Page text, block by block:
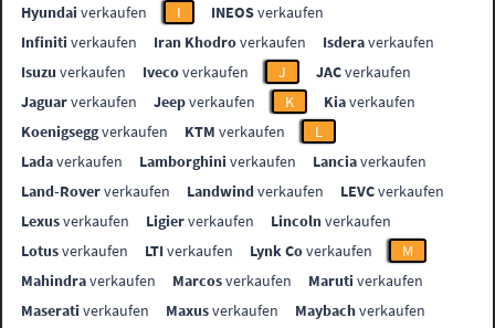
Hyundai verkaufen I INEOSverkaufen
Infiniti verkaufen Iran Khodroverkaufen Isderaverkaufen
Isuzu verkaufen Ivecoverkaufen J JACverkaufen
Jaguarverkaufen Jeepverkaufen K Kiaverkaufen
Koenigseggverkaufen KTM verkaufen
L
Ladaverkaufen Lamborghini verkaufen Lanciaverkaufen
Land-Roververkaufen Landwindverkaufen LEVCverkaufen
Lexusverkaufen Ligierverkaufen Lincolnverkaufen
Lotusverkaufen LTIverkaufen Lynk Coverkaufen
M
Mahindraverkaufen Marcosverkaufen Maruti verkaufen
Maserati verkaufen Maxusverkaufen Maybachverkaufen